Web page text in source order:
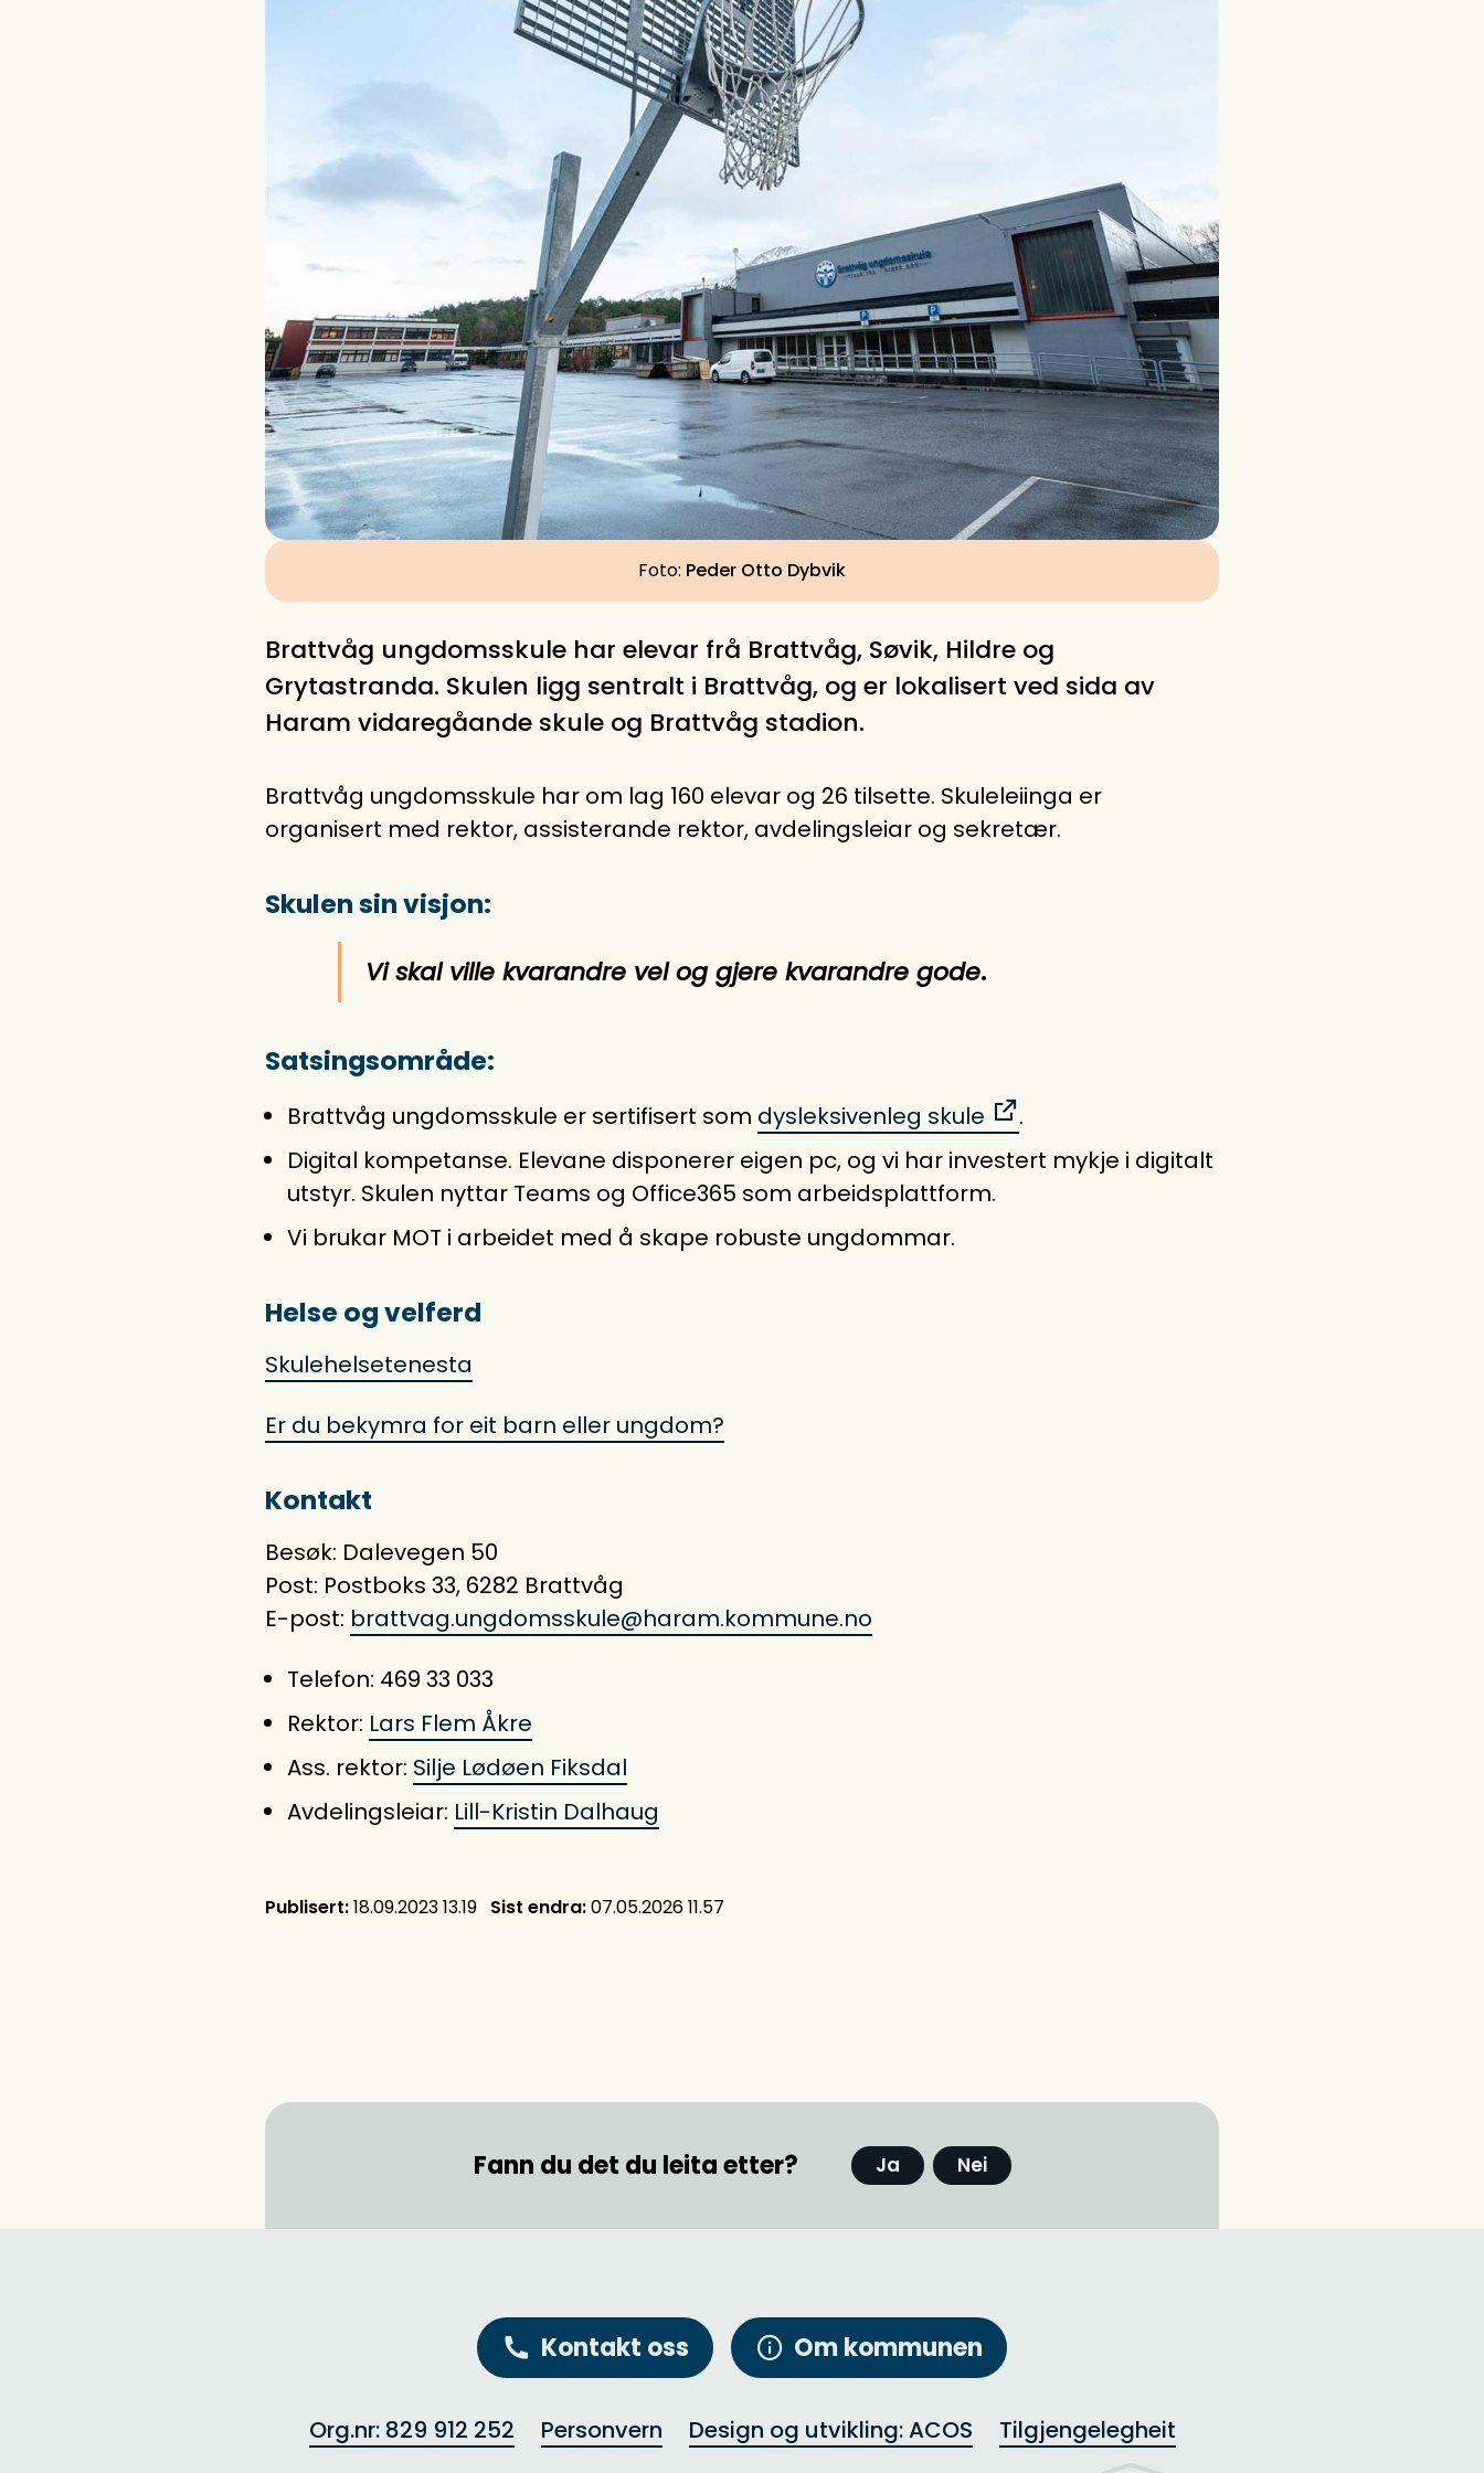
Peder Otto Dybvik
Brattvåg ungdomsskule har elevar frå Brattvåg, Søvik, Hildre og
Grytastranda. Skulen ligg sentralt i Brattvåg, og er lokalisert ved sida av
Haram vidaregåande skule og Brattvåg stadion.
Brattvåg ungdomsskule har om lag 160 elevar og 26 tilsette. Skuleleiinga er
organisert med rektor, assisterande rektor, avdelingsleiar og sekretær.
Skulen sin visjon:
Vi skal ville kvarandre vel og gjere kvarandre gode.
Satsingsområde:
Brattvåg ungdomsskule er sertifisert som dysleksivenleg skule
.
Digital kompetanse. Elevane disponerer eigen pc, og vi har investert mykje i digitalt
utstyr. Skulen nyttar Teams og Office365 som arbeidsplattform.
Vi brukar MOT i arbeidet med å skape robuste ungdommar.
Helse og velferd
Skulehelsetenesta
Er du bekymra for eit barn eller ungdom?
Kontakt
Besøk: Dalevegen 50
Post: Postboks 33, 6282 Brattvåg
E-post: brattvag.ungdomsskule@haram.kommune.no
Telefon: 469 33 033
Rektor: Lars Flem Åkre
Ass. rektor: Silje Lødøen Fiksdal
Avdelingsleiar: Lill-Kristin Dalhaug
Publisert 18.09.2023 13.19 Sist endra 07.05.2026 11.57
Fann du det du leita etter? Ja Nei
Kontakt oss Om kommunen
Org.nr: 829 912 252 Personvern Design og utvikling: ACOS Tilgjengelegheit